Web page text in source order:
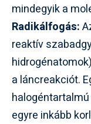
mindegyik a
Radikálfogás:
reaktív
a láncreakciót.
egyre inkább